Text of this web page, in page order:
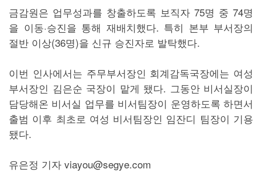
금감원은 업무성과를 창출하도록 보직자 75명 중 74명
을 이동·승진을 통해 재배치했다. 특히 본부 부서장의
절반 이상(36명)을 신규 승진자로 발탁했다.
이번 인사에서는 주무부서장인 회계감독국장에는 여성
부서장인 김은순 국장이 맡게 됐다. 그동안 비서실장이
담당해온 비서실 업무를 비서팀장이 운영하도록 하면서
출범 이후 최초로 여성 비서팀장인 임잔디 팀장이 기용
됐다.
유은정 기자 viayou@segye.com